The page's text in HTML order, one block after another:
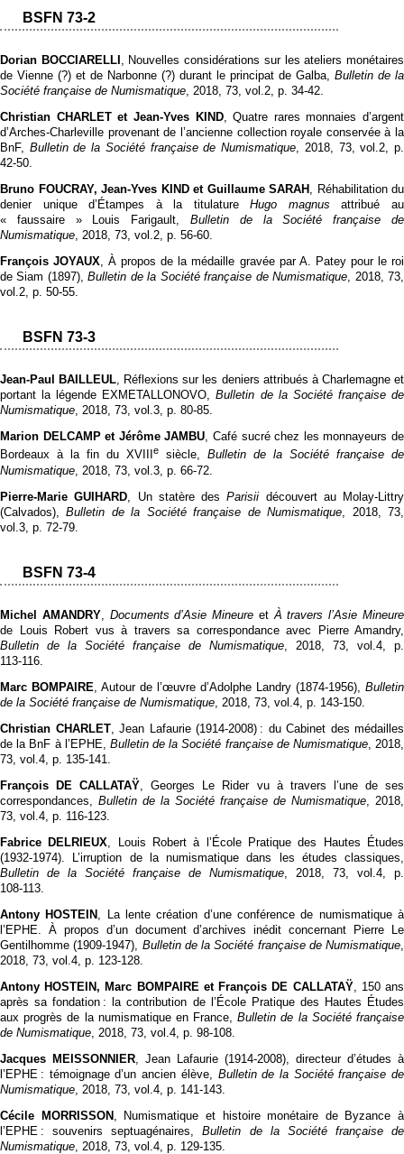
BSFN 73-2
Dorian BOCCIARELLI , Nouvelles considérations sur les ateliers monétaires
de Vienne (?) et de Narbonne (?) durant le principat de Galba, Bulletin de la
Société française de Numismatique, 2018, 73, vol.2, p. 34‑42.
Christian CHARLET et Jean-Yves KIND, Quatre rares monnaies d’argent
d’Arches-Charleville provenant de l’ancienne collection royale conservée à la
BnF, Bulletin de la Société française de Numismatique, 2018, 73, vol.2, p.
42‑50.
Bruno FOUCRAY, Jean-Yves KIND et Guillaume SARAH , Réhabilitation du
denier unique d’Étampes à la titulatureHugo magnus attribué au
« faussaire » Louis Farigault, Bulletin de la Société française de
Numismatique, 2018, 73, vol.2, p. 56‑60.
François JOYAUX, À propos de la médaille gravée par A. Patey pour le roi
de Siam (1897),Bulletin de la Société française de Numismatique, 2018, 73,
vol.2, p. 50‑55.
BSFN 73-3
Jean-Paul BAILLEUL, Réflexions sur les deniers attribués à Charlemagne et
portant la légende EXMETALLONOVO,Bulletin de la Société française de
Numismatique, 2018, 73, vol.3, p. 80‑85.
Marion DELCAMP et Jérôme JAMBU, Café sucré chez les monnayeurs de
Bordeaux à la fin du XVIII
e siècle, Bulletin de la Société française de
Numismatique , 2018, 73, vol.3, p. 66‑72.
Pierre-Marie GUIHARD , Un statère desParisii découvert au Molay-Littry
(Calvados),Bulletin de la Société française de Numismatique , 2018, 73,
vol.3, p. 72‑79.
BSFN 73-4
Michel AMANDRY, Documents d’Asie Mineure et À travers l’Asie Mineure
de Louis Robert vus à travers sa correspondance avec Pierre Amandry,
Bulletin de la Société française de Numismatique , 2018, 73, vol.4, p.
113‑116.
Marc BOMPAIRE , Autour de l’œuvre d’Adolphe Landry (1874-1956), Bulletin
de la Société française de Numismatique , 2018, 73, vol.4, p. 143‑150.
Christian CHARLET, Jean Lafaurie (1914-2008) : du Cabinet des médailles
de la BnF à l’EPHE, Bulletin de la Société française de Numismatique, 2018,
73, vol.4, p. 135‑141.
François DE CALLATAŸ , Georges Le Rider vu à travers l’une de ses
correspondances, Bulletin de la Société française de Numismatique , 2018,
73, vol.4, p. 116‑123.
Fabrice DELRIEUX , Louis Robert à l’École Pratique des Hautes Études
(1932-1974). L’irruption de la numismatique dans les études classiques,
Bulletin de la Société française de Numismatique , 2018, 73, vol.4, p.
108‑113.
Antony HOSTEIN , La lente création d’une conférence de numismatique à
l’EPHE. À propos d’un document d’archives inédit concernant Pierre Le
Gentilhomme (1909-1947), Bulletin de la Société française de Numismatique
2018, 73, vol.4, p. 123‑128.
Antony HOSTEIN, Marc BOMPAIRE et François DE CALLATAŸ, 150 ans
après sa fondation : la contribution de l’École Pratique des Hautes Études
aux progrès de la numismatique en France,Bulletin de la Société française
de Numismatique , 2018, 73, vol.4, p. 98‑108.
Jacques MEISSONNIER , Jean Lafaurie (1914-2008), directeur d’études à
l’EPHE : témoignage d’un ancien élève, Bulletin de la Société française de
Numismatique , 2018, 73, vol.4, p. 141‑143.
Cécile MORRISSON, Numismatique et histoire monétaire de Byzance à
l’EPHE : souvenirs septuagénaires,Bulletin de la Société française de
Numismatique , 2018, 73, vol.4, p. 129‑135.